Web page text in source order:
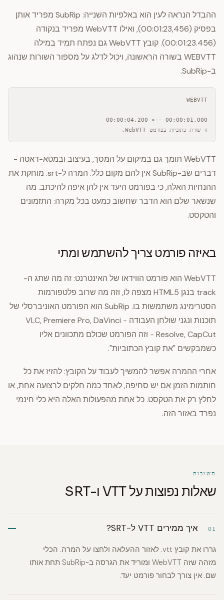
ההבדל הנראה לעין הוא באלפיות השנייה: SubRip מפריד אותן
בפסיק (00:01:23,456), ואילו WebVTT מפריד בנקודה
(00:01:23.456). קובץ WebVTT גם נפתח תמיד במילה
WEBVTT בשורה הראשונה, ויכול לדלג על מספור השורות שנהוג
ב-SubRip.
זו שורת כתוביות בפורמט WebVTT.
WebVTT תומך גם במיקום על המסך, בעיצוב ובמטא-דאטה -
דברים שב-SubRip אין להם מקום כלל. המרה ל-‎.srt‎ מוחקת את
ההנחיות האלה, כי בפורמט היעד אין להן איפה להיכתב. מה
שנשאר שלם הוא הדבר שחשוב כמעט בכל מקרה: התזמונים
והטקסט.
באיזה פורמט צריך להשתמש ומתי
WebVTT הוא פורמט הווידאו של האינטרנט: זה מה שתג ה-
track בנגן HTML5 מצפה לו, וזה מה שרוב פלטפורמות
הסטרימינג משתמשות בו. SubRip הוא הפורמט האוניברסלי של
תוכנות ונגני שולחן העבודה - VLC, Premiere Pro, DaVinci
Resolve, CapCut - וזה הפורמט שכולם מתכוונים אליו
כשמבקשים "את קובץ הכתוביות".
אחרי ההמרה אפשר להמשיך לעבוד על הקובץ: להזיז את כל
חותמות הזמן אם יש סחיפה, לאחד כמה חלקים לרצועה אחת, או
לחלץ רק את הטקסט. כל אחת מהפעולות האלה היא כלי חינמי
נפרד באזור הזה.
תשובות
שאלות נפוצות על VTT ו-SRT
01 איך ממירים VTT ל-SRT?
גררו את קובץ ‎.vtt‎ לאזור ההעלאה ולחצו על המרה. הכלי
מזהה שזה WebVTT ומוריד את הגרסה ב-SubRip תחת אותו
שם. אין צורך לבחור פורמט יעד.